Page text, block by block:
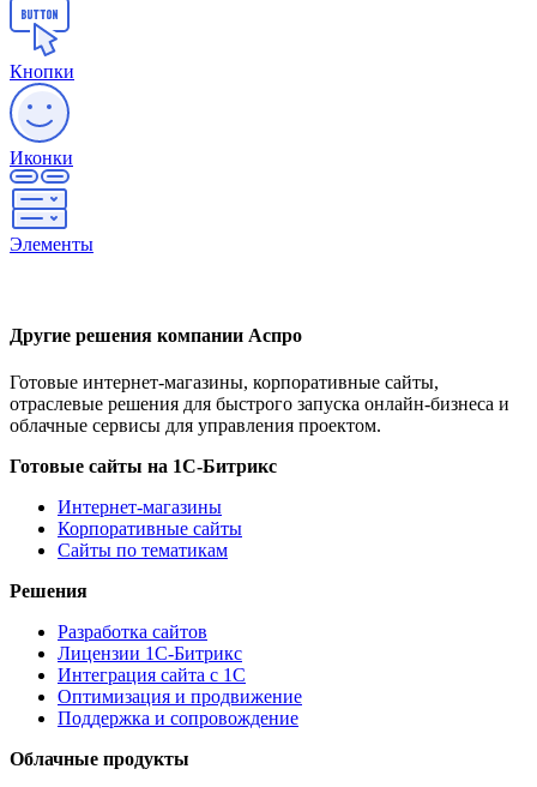
Кнопки
Иконки
Элементы
Другие решения компании Аспро
Готовые интернет-магазины, корпоративные сайты,
отраслевые решения для быстрого запуска онлайн-бизнеса и
облачные сервисы для управления проектом.
Готовые сайты на 1С-Битрикс
Интернет-магазины
Корпоративные сайты
Сайты по тематикам
Решения
Разработка сайтов
Лицензии 1С-Битрикс
Интеграция сайта с 1С
Оптимизация и продвижение
Поддержка и сопровождение
Облачные продукты